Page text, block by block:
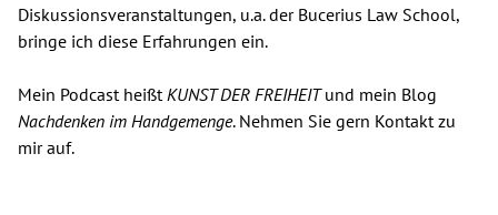
Diskussionsveranstaltungen, u.a. der Bucerius Law School,
bringe ich diese Erfahrungen ein.
Mein Podcast heißt KUNST DER FREIHEITund mein Blog
Nachdenken im Handgemenge. Nehmen Sie gern Kontakt zu
mir auf.